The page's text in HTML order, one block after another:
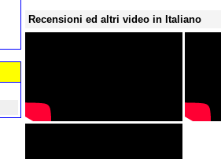
Recensioni ed altri video in Italiano